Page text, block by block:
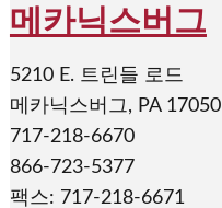
메카닉스버그
5210 E. 트린들 로드
메카닉스버그, PA 17050
717-218-6670
866-723-5377
팩스: 717-218-6671